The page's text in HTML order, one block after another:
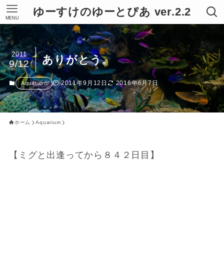
ゆーすけのゆーとぴあ ver.2.2
MENU
ありがとう。
2011
9/12
Aquarium 2011年9月12日 2016年6月7日
ホーム Aquarium
【ミグと出逢ってから８４２日目】